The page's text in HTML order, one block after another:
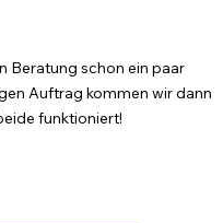
Beratung schon ein paar
Auftrag kommen wir dann
funktioniert!